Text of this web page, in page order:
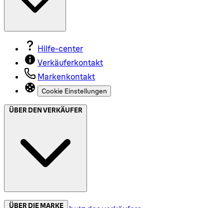
Hilfe-center
Verkäuferkontakt
Markenkontakt
Cookie Einstellungen
ÜBER DEN VERKÄUFER
ÜBER DIE MARKE